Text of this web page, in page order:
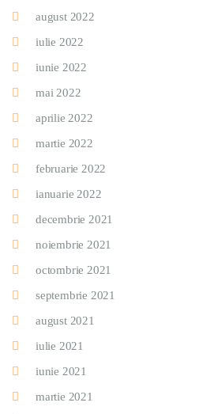
august 2022
iulie 2022
iunie 2022
mai 2022
aprilie 2022
martie 2022
februarie 2022
ianuarie 2022
decembrie 2021
noiembrie 2021
octombrie 2021
septembrie 2021
august 2021
iulie 2021
iunie 2021
martie 2021